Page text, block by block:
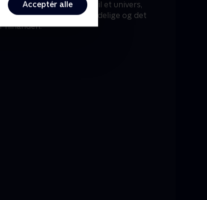
Acceptér alle
Sammen giver de liv til et univers,
og hvor det almindelige og det
hinanden.